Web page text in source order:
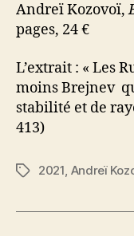
Andreï Kozovoï,
pages, 24 €
L’extrait : « Les
moins Brejnev
stabilité et de
413)
Étiquettes
2021 Andreï